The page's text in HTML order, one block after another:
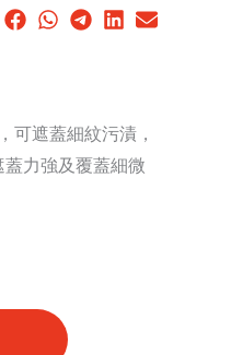
可遮蓋細紋污漬，
力強及覆蓋細微